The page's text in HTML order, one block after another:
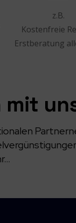
z.B.
Kostenfreie
Erstberatung
mit